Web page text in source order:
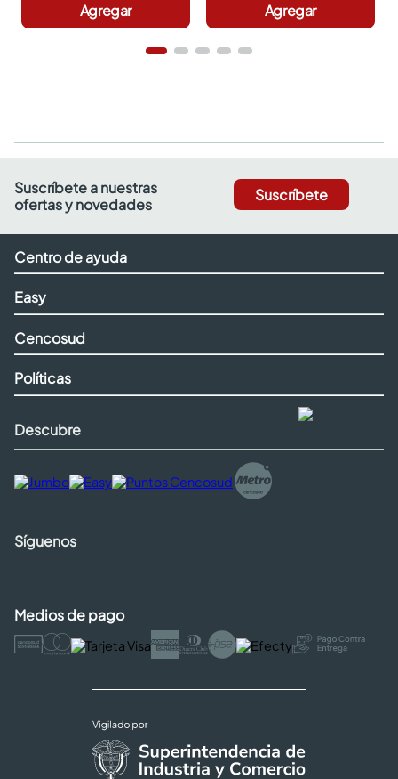
Agregar Agregar
Suscríbete a nuestras
ofertas y novedades
Suscríbete
Centro de ayuda
Easy
Cencosud
Políticas
Descubre
Síguenos
Medios de pago